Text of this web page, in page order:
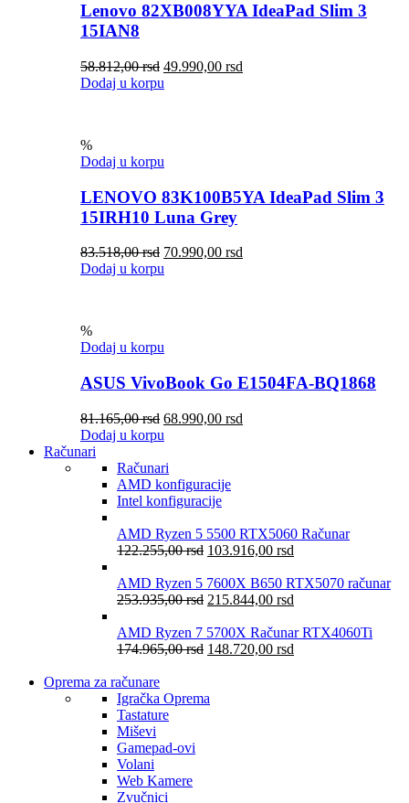
Lenovo 82XB008YYA IdeaPad Slim 3
15IAN8
58.812,00rsd 49.990,00 rsd
Dodaj u korpu
%
Dodaj u korpu
LENOVO 83K100B5YA IdeaPad Slim 3
15IRH10 Luna Grey
83.518,00rsd 70.990,00 rsd
Dodaj u korpu
%
Dodaj u korpu
ASUS VivoBook Go E1504FA-BQ1868
81.165,00rsd 68.990,00 rsd
Dodaj u korpu
Računari
Računari
AMD konfiguracije
Intel konfiguracije
AMD Ryzen 5 5500 RTX5060 Računar
122.255,00rsd 103.916,00 rsd
AMD Ryzen 5 7600X B650 RTX5070 računar
253.935,00rsd 215.844,00 rsd
AMD Ryzen 7 5700X Računar RTX4060Ti
174.965,00rsd 148.720,00 rsd
Oprema za računare
Igračka Oprema
Tastature
Miševi
Gamepad-ovi
Volani
Web Kamere
Zvučnici